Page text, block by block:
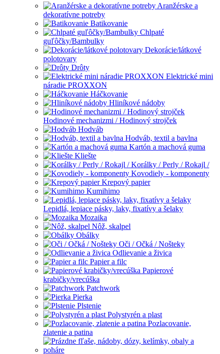
Aranžérske a
dekoratívne potreby
Batikovanie
Chlpaté
guľôčky/Bambulky
Dekorácie/látkové
polotovary
Drôty
Elektrické mini
náradie PROXXON
Háčkovanie
Hliníkové nádoby
Hodinové mechanizmi / Hodinový strojček
Hodváb
Hodváb, textil a bavlna
Kartón a machová guma
Kliešte
Korálky / Perly / Rokajl /
Kovodiely - komponenty
Krepový papier
Kumihimo
Lepidlá, lepiace pásky, laky, fixatívy a šelaky
Mozaika
Nôž, skalpel
Obálky
Oči / Očká / Nošteky
Odlievanie a živica
Papier a filc
Papierové
krabičky/vrecúška
Patchwork
Pierka
Plstenie
Polystyrén a plast
Pozlacovanie,
zlatenie a patina